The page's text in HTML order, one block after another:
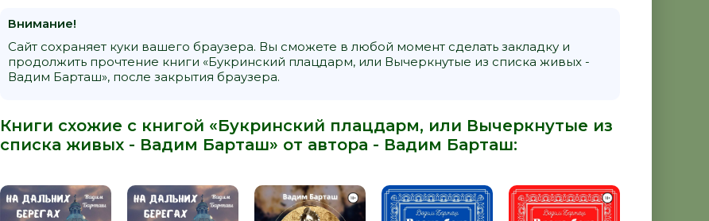
Внимание!
Сайт сохраняет куки вашего браузера. Вы сможете в любой момент сделать закладку и
продолжить прочтение книги «Букринский плацдарм, или Вычеркнутые из списка живых -
Вадим Барташ», после закрытия браузера.
Книги схожие с книгой «Букринский плацдарм, или Вычеркнутые из
списка живых - Вадим Барташ» от автора - Вадим Барташ: